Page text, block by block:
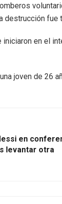
destrucción fue
en el
joven de 26
en
levantar otra